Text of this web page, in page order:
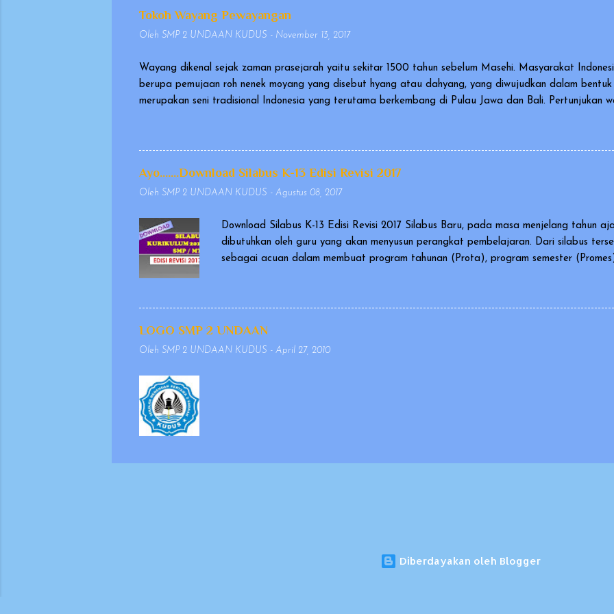
Tokoh Wayang Pewayangan
Oleh SMP 2 UNDAAN KUDUS - November 13, 2017
Wayang dikenal sejak zaman prasejarah yaitu sekitar 1500 tahun sebelum Masehi. Masyarakat
berupa pemujaan roh nenek moyang yang disebut hyang atau dahyang, yang diwujudkan dalam
merupakan seni tradisional Indonesia yang terutama berkembang di Pulau Jawa dan Bali. Pertunjukan
sangat berharga (Masterpiece of Oral and Intangible Heritage of Humanity). Ada versi wayang yang
memakai kostum, yang dikenal sebagai wayang orang, dan ada pula wayang yang berupa sekumpulan
Wayang yang dimainkan dalang ini diantaranya berupa wayang kulit atau wayang golek. Cerita yang
Ayo.......Download Silabus K-13 Edisi Revisi 2017
Oleh SMP 2 UNDAAN KUDUS - Agustus 08, 2017
Download Silabus K-13 Edisi Revisi 2017 Silabus Baru, pada masa menjelang tahun
dibutuhkan oleh guru yang akan menyusun perangkat pembelajaran. Dari silabus
sebagai acuan dalam membuat program tahunan (Prota), program semester
dikeluarkan pada tahun 2017. Silabus SMP/MTs Kurikulum 2013 edisi Revisi 2017 ini
penulisan yang sederhana sehingga mudah dipahami dan dilaksanakan oleh guru.
agar penyajiannya lebih efisien, tidak terlalu banyak halaman namun lingkup dan
keselarasan antara ide, desain, dan pelaksanaan kurikulum; mudah...
LOGO SMP 2 UNDAAN
Oleh SMP 2 UNDAAN KUDUS - April 27, 2010
Diberdayakan oleh Blogger